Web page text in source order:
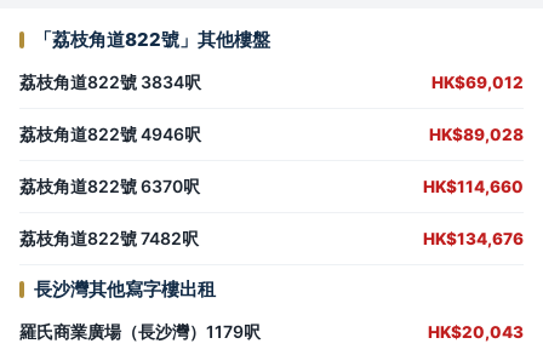
「荔枝角道822號」其他樓盤
荔枝角道822號 3834呎 HK$69,012
荔枝角道822號 4946呎 HK$89,028
荔枝角道822號 6370呎 HK$114,660
荔枝角道822號 7482呎 HK$134,676
長沙灣其他寫字樓出租
羅氏商業廣場（長沙灣）1179呎 HK$20,043